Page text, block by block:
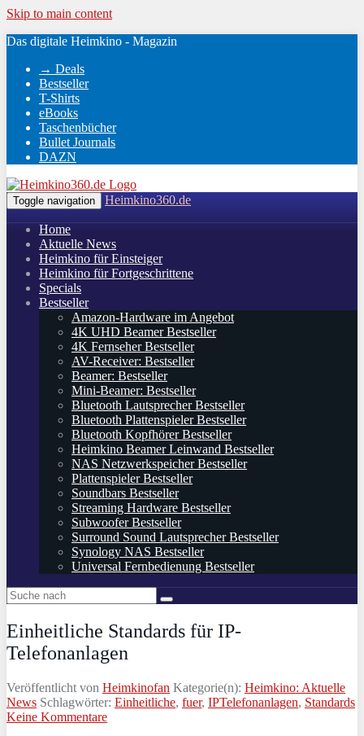
Skip to main content
Das digitale Heimkino - Magazin
→ Deals
Bestseller
T-Shirts
eBooks
Taschenbücher
Bullet Journals
DAZN
Toggle navigation Heimkino360.de
Home
Aktuelle News
Heimkino für Einsteiger
Heimkino für Fortgeschrittene
Specials
Bestseller
Amazon-Hardware im Angebot
4K UHD Beamer Bestseller
4K Fernseher Bestseller
AV-Receiver: Bestseller
Beamer: Bestseller
Mini-Beamer: Bestseller
Bluetooth Lautsprecher Bestseller
Bluetooth Plattenspieler Bestseller
Bluetooth Kopfhörer Bestseller
Heimkino Beamer Leinwand Bestseller
NAS Netzwerkspeicher Bestseller
Plattenspieler Bestseller
Soundbars Bestseller
Streaming Hardware Bestseller
Subwoofer Bestseller
Surround Sound Lautsprecher Bestseller
Synology NAS Bestseller
Universal Fernbedienung Bestseller
Einheitliche Standards für IP-
Telefonanlagen
Veröffentlicht von Heimkinofan Kategorie(n): Heimkino: Aktuelle
News Schlagwörter: Einheitliche, fuer, IPTelefonanlagen, Standards
Keine Kommentare